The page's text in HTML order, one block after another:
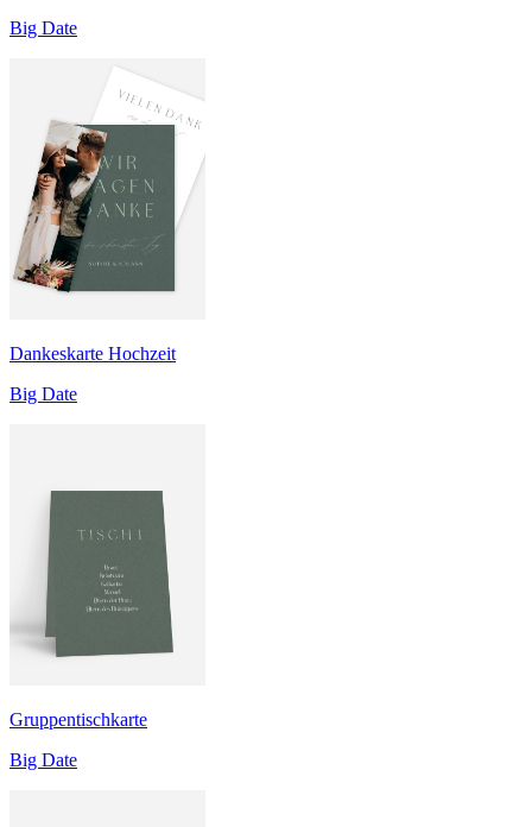
Big Date
Dankeskarte Hochzeit
Big Date
Gruppentischkarte
Big Date